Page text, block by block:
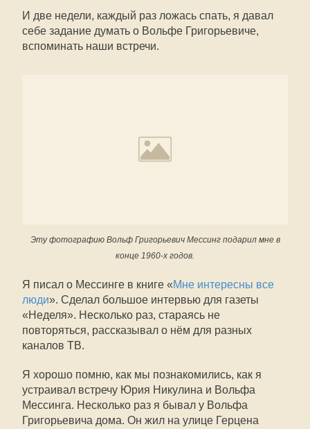
И две недели, каждый раз ложась спать, я давал
себе задание думать о Вольфе Григорьевиче,
вспоминать наши встречи.
Эту фотографию Вольф Григорьевич Мессинг подарил мне в
конце 1960-х годов.
Я писал о Мессинге в книге «Мне интересны все
люди». Сделал большое интервью для газеты
«Неделя». Несколько раз, стараясь не
повторяться, рассказывал о нём для разных
каналов ТВ.
Я хорошо помню, как мы познакомились, как я
устраивал встречу Юрия Никулина и Вольфа
Мессинга. Несколько раз я бывал у Вольфа
Григорьевича дома. Он жил на улице Герцена